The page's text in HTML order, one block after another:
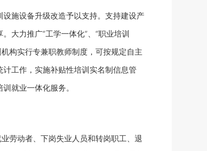
施设备升级改造予以支持。支持建设产
大力推广“工学一体化”、“职业培训
构实行专兼职教师制度，可按规定自主
工作，实施补贴性培训实名制信息管
就业一体化服务。
劳动者、下岗失业人员和转岗职工、退